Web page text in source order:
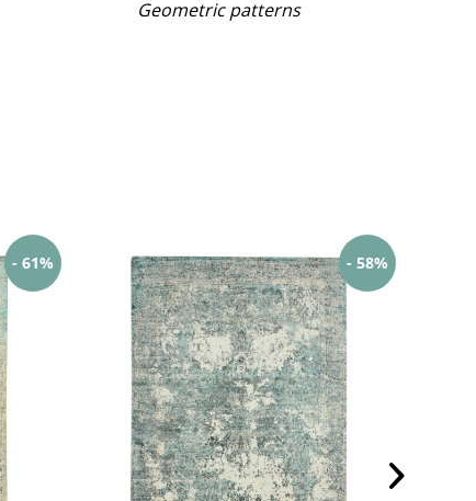
Geometric patterns
- 61% - 58%